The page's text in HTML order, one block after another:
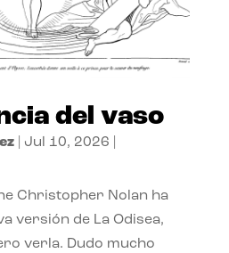
del vaso
| Jul 10, 2026
Christopher Nolan ha
versión de La Odisea,
verla. Dudo mucho